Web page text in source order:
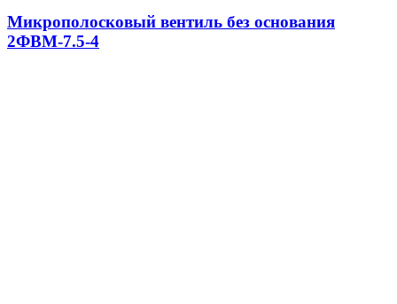
Микрополосковый вентиль без основания
2ФВМ-7.5-4